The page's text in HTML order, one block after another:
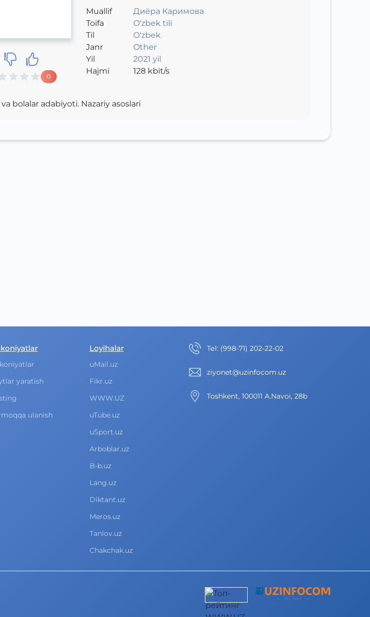
0
Muallif
Диёра Каримова
Toifa
O‘zbek tili
Til
O‘zbek
Janr
Other
Yil
2021 yil
Hajmi
128kbit/s
bolalar adabiyoti. Nazariy asoslari
yaratish
ulanish
Loyihalar
uMail.uz
Fikr.uz
WWW.UZ
uTube.uz
uSport.uz
Arboblar.uz
B-b.uz
Lang.uz
Diktant.uz
Meros.uz
Tanlov.uz
Chakchak.uz
Теl: (998-71) 202-22-02
ziyonet@uzinfocom.uz
Toshkent, 100011 A.Navoi, 28b